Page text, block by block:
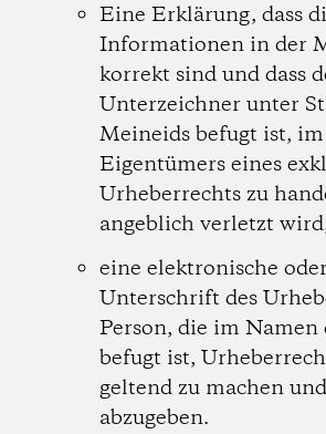
Eine Erklärung, dass
Informationen in der
korrekt sind und dass
Unterzeichner unter
Meineids befugt ist,
Eigentümers eines
Urheberrechts zu
angeblich verletzt
eine elektronische
Unterschrift des
Person, die im Namen
befugt ist,
geltend zu machen
abzugeben.